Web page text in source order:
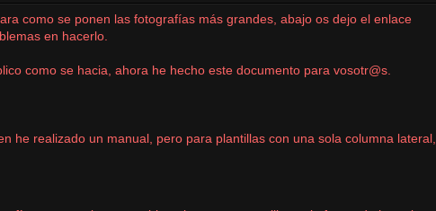
como se ponen las fotografías más grandes, abajo os dejo el enlace
en hacerlo.
como se hacia, ahora he hecho este documento para vosotr@s
he realizado un manual, pero para plantillas con una sola columna lateral,